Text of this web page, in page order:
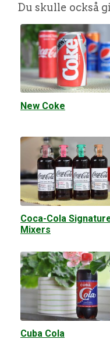
Du skulle också
New Coke
Coca-Cola
Mixers
Cuba Cola